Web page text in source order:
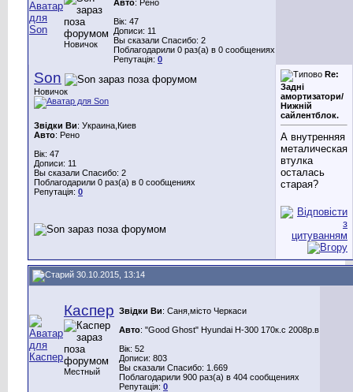
Новичок
Авто: Рено
Вік: 47
Дописи: 11
Вы сказали Спасибо: 2
Поблагодарили 0 раз(а) в 0 сообщениях
Репутація: 0
Son
Новичок
Звідки Ви: Украина,Киев
Авто: Рено
Вік: 47
Дописи: 11
Вы сказали Спасибо: 2
Поблагодарили 0 раз(а) в 0 сообщениях
Репутація: 0
Re:
Задні
амортизатори/
Нижній
сайлентблок.
А внутренняя
металическая
втулка
осталась
старая?
30.10.2015, 13:14
Каспер
Местный
Звідки Ви: Саня,місто Черкаси
Авто: "Good Ghost" Hyundai H-300 170к.с 2008р.в
Вік: 52
Дописи: 803
Вы сказали Спасибо: 1.669
Поблагодарили 900 раз(а) в 404 сообщениях
Репутація: 0